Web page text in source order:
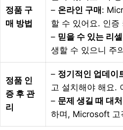
정품 구
매 방법
– 온라인 구매:
할 수 있어요. 인증
– 믿을 수 있는 리
생할 수 있으니 주
정품 인
증 후 관
리
– 정기적인 업데이
고 설치해야 해요.
– 문제 생길 때 대
하며, Microsoft 고